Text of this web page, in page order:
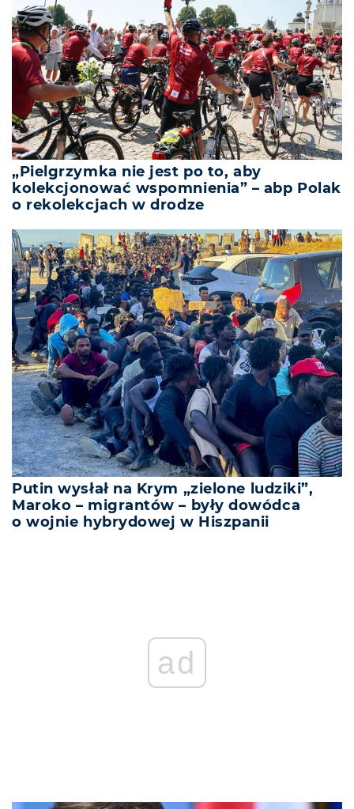
„Pielgrzymka nie jest po to, aby
kolekcjonować wspomnienia” – abp Polak
o rekolekcjach w drodze
Putin wysłał na Krym „zielone ludziki”,
Maroko – migrantów – były dowódca
o wojnie hybrydowej w Hiszpanii
ad